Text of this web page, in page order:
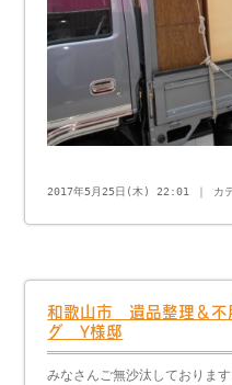
2017年5月25日(木) 22:01 ｜ カ
和歌山市 遺品整理＆不
グ Y様邸
みなさんご無沙汰しておりま